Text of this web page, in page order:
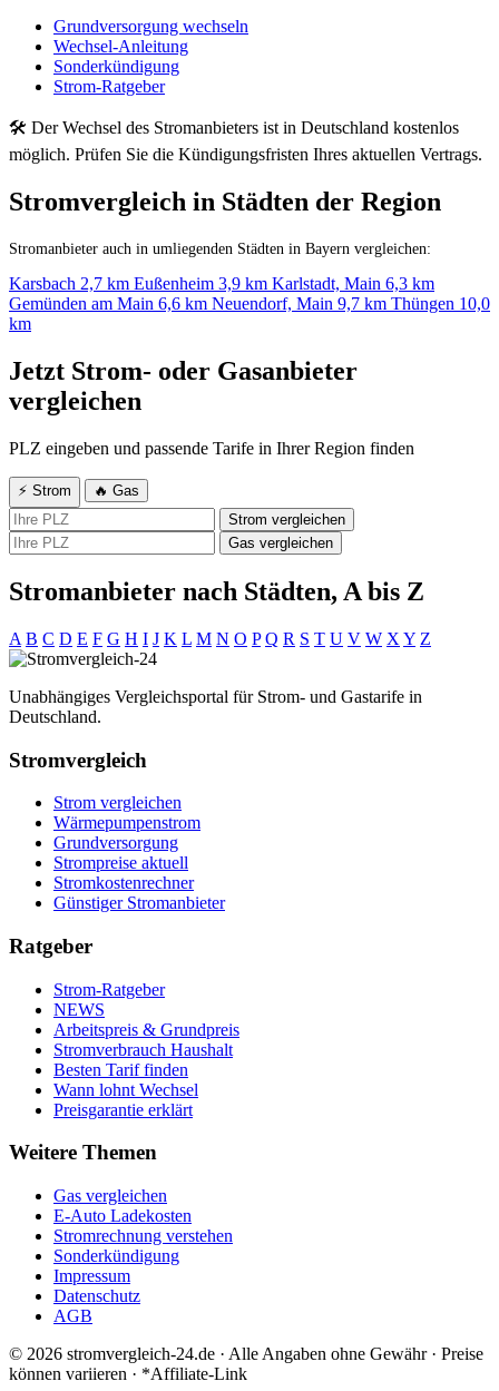
Grundversorgung wechseln
Wechsel-Anleitung
Sonderkündigung
Strom-Ratgeber
🛠 Der Wechsel des Stromanbieters ist in Deutschland kostenlos
möglich. Prüfen Sie die Kündigungsfristen Ihres aktuellen Vertrags.
Stromvergleich in Städten der Region
Stromanbieter auch in umliegenden Städten in Bayern vergleichen:
Karsbach 2,7 km Eußenheim 3,9 km Karlstadt, Main 6,3 km
Gemünden am Main 6,6 km Neuendorf, Main 9,7 km Thüngen 10,0
km
Jetzt Strom- oder Gasanbieter
vergleichen
PLZ eingeben und passende Tarife in Ihrer Region finden
⚡ Strom
🔥 Gas
Strom vergleichen
Gas vergleichen
Stromanbieter nach Städten, A bis Z
A B C D E F G H I J K L M N O P Q R S T U V W X Y Z
Unabhängiges Vergleichsportal für Strom- und Gastarife in
Deutschland.
Stromvergleich
Strom vergleichen
Wärmepumpenstrom
Grundversorgung
Strompreise aktuell
Stromkostenrechner
Günstiger Stromanbieter
Ratgeber
Strom-Ratgeber
NEWS
Arbeitspreis & Grundpreis
Stromverbrauch Haushalt
Besten Tarif finden
Wann lohnt Wechsel
Preisgarantie erklärt
Weitere Themen
Gas vergleichen
E-Auto Ladekosten
Stromrechnung verstehen
Sonderkündigung
Impressum
Datenschutz
AGB
© 2026 stromvergleich-24.de · Alle Angaben ohne Gewähr · Preise
können variieren · *Affiliate-Link